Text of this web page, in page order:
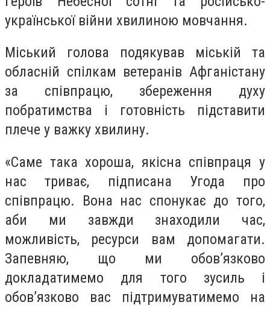
української війни хвилиною мовчання.
Міський голова подякував міській та
обласній спілкам ветеранів Афганістану
за співпрацю, збереження духу
побратимства і готовність підставити
плече у важку хвилину.
«Саме така хороша, якісна співпраця у
нас триває, підписана Угода про
співпрацю. Вона нас спонукає до того,
аби ми завжди знаходили час,
можливість, ресурси вам допомагати.
Запевняю, що ми обов’язково
докладатимемо для того зусиль і
обов’язково вас підтримуватимемо на